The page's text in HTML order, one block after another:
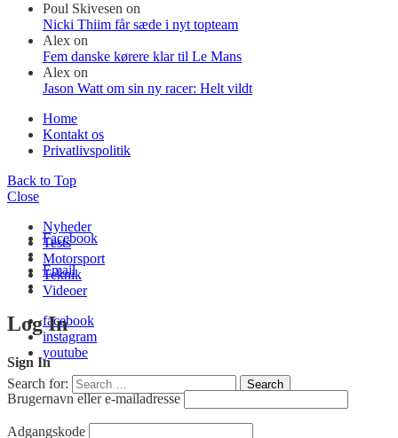
Poul Skivesen on
Nicki Thiim får sæde i nyt topteam
Alex on
Fem danske kørere klar til Le Mans
Alex on
Jason Watt om sin ny racer: Helt vildt
Home
Kontakt os
Privatlivspolitik
Back to Top
Close
Nyheder
Tests
Motorsport
Teknik
Videoer
facebook
instagram
youtube
Search for: Search
Facebook
Email
Log In
Sign In
Brugernavn eller e-mailadresse
Adgangskode